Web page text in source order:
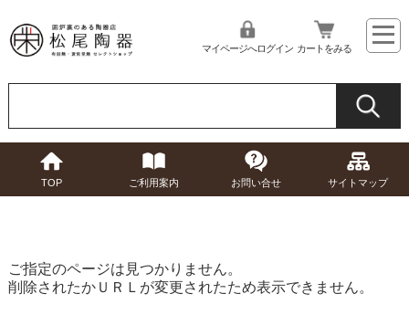
マイページへログイン カートをみる
TOP ご利用案内 お問い合せ サイトマップ
ご指定のページは見つかりません。
削除されたかＵＲＬが変更されたため表示できません。